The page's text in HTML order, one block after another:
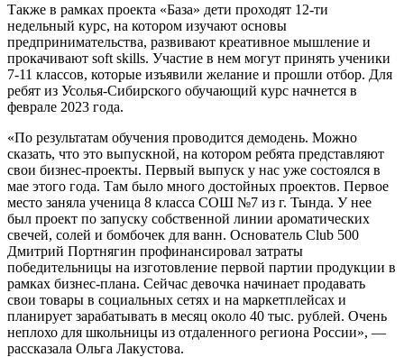
Также в рамках проекта «База» дети проходят 12-ти
недельный курс, на котором изучают основы
предпринимательства, развивают креативное мышление и
прокачивают soft skills. Участие в нем могут принять ученики
7-11 классов, которые изъявили желание и прошли отбор. Для
ребят из Усолья-Сибирского обучающий курс начнется в
феврале 2023 года.
«По результатам обучения проводится демодень. Можно
сказать, что это выпускной, на котором ребята представляют
свои бизнес-проекты. Первый выпуск у нас уже состоялся в
мае этого года. Там было много достойных проектов. Первое
место заняла ученица 8 класса СОШ №7 из г. Тында. У нее
был проект по запуску собственной линии ароматических
свечей, солей и бомбочек для ванн. Основатель Club 500
Дмитрий Портнягин профинансировал затраты
победительницы на изготовление первой партии продукции в
рамках бизнес-плана. Сейчас девочка начинает продавать
свои товары в социальных сетях и на маркетплейсах и
планирует зарабатывать в месяц около 40 тыс. рублей. Очень
неплохо для школьницы из отдаленного региона России», —
рассказала Ольга Лакустова.